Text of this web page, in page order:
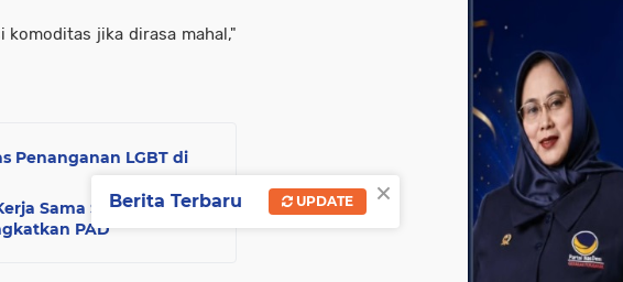
jika dirasa mahal,"
Penanganan LGBT di
Sama Strategis,
PAD
×
Berita Terbaru UPDATE